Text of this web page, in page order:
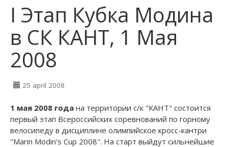
I Этап Кубка Модина
в СК КАНТ, 1 Мая
2008
25 april 2008
1 мая 2008 года на территории c/к "КАНТ" состоится
первый этап Всероссийских соревнований по горному
велосипеду в дисциплине олимпийское кросс-кантри
"Marin Modin's Cup 2008". На старт выйдут сильнейшие